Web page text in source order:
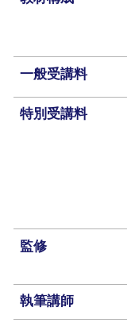
一般受講料
特別受講料
監修
執筆講師